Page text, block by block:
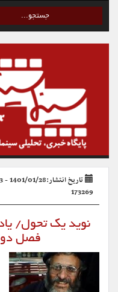
تاریخ انتشار:1401/01/28 - 12:13
173269
نوید یک تحول/
فصل